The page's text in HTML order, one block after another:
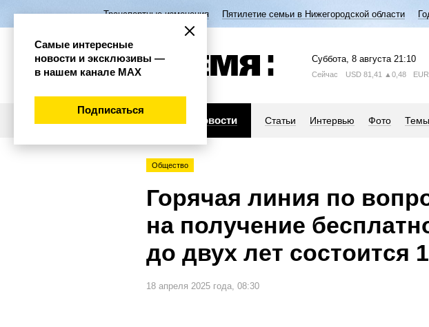
Транспортные изменения Пятилетие семьи в Нижегородской области
Суббота, 8 августа 21:10
Сейчас USD 81,41 ▲0,48 EUR
Новости Статьи Интервью Фото Темы
Общество
Горячая линия по
на получение
до двух лет состоится
18 апреля 2025 года, 08:30
Самые интересные
новости и эксклюзивы —
в нашем канале МАХ
Подписаться